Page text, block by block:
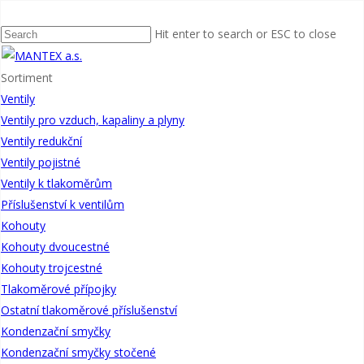
Hit enter to search or ESC to close
Sortiment
Ventily
Ventily pro vzduch, kapaliny a plyny
Ventily redukční
Ventily pojistné
Ventily k tlakoměrům
Příslušenství k ventilům
Kohouty
Kohouty dvoucestné
Kohouty trojcestné
Tlakoměrové přípojky
Ostatní tlakoměrové příslušenství
Kondenzační smyčky
Kondenzační smyčky stočené
horizontální odběr, přivařovací s nátrubkovou přípojkou tvar U druh
B